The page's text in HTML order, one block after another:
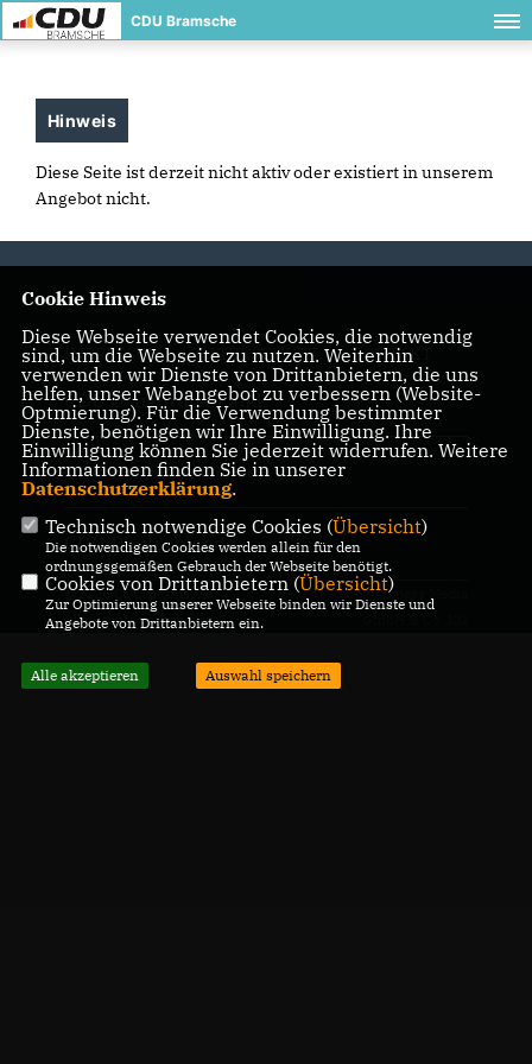
CDU Bramsche
Hinweis
Diese Seite ist derzeit nicht aktiv oder existiert in unserem
Angebot nicht.
IMPRESSUM DATENSCHUTZ KONTAKT
CDU Osnabrück-Land
CDU in Niedersachsen
CDU Deutschlands
@2026 CDU Bramsche
Alle Rechte vorbehalten.
Realisation: Sharkness Media
Cookie Hinweis
Diese Webseite verwendet Cookies, die notwendig
sind, um die Webseite zu nutzen. Weiterhin
verwenden wir Dienste von Drittanbietern, die uns
helfen, unser Webangebot zu verbessern (Website-
Optmierung). Für die Verwendung bestimmter
Dienste, benötigen wir Ihre Einwilligung. Ihre
Einwilligung können Sie jederzeit widerrufen. Weitere
Informationen finden Sie in unserer
Datenschutzerklärung.
Technisch notwendige Cookies (Übersicht)
Die notwendigen Cookies werden allein für den
ordnungsgemäßen Gebrauch der Webseite benötigt.
Cookies von Drittanbietern (Übersicht)
Zur Optimierung unserer Webseite binden wir Dienste und
Angebote von Drittanbietern ein.
Alle akzeptieren Auswahl speichern